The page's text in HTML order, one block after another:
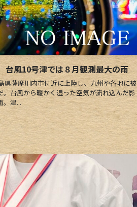
風10号津では８月観測最大の雨
薩摩川内市付近に上陸し、九州や各地に被
。台風から暖かく湿った空気が流れ込んだ影
。津...